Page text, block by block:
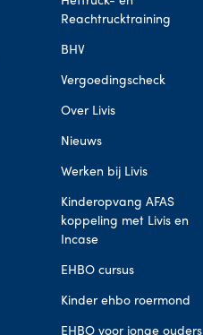
Reachtrucktraining
BHV
Vergoedingscheck
Over Livis
Nieuws
Werken bij Livis
Kinderopvang AFAS
koppeling met Livis en
Incase
EHBO cursus
Kinder ehbo roermond
EHBO voor jonge ouders